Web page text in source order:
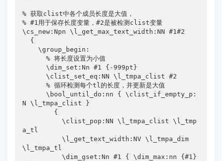
% 获取clist中各个成员长度是大值，
% #1用于保存长度变量，#2是被检测clist变量
\cs_new:Npn \l_get_max_text_width:NN #1#2
    \group_begin:
      % 将长度设置为小值
      \dim_set:Nn #1 {-999pt}
      \clist_set_eq:NN \l_tmpa_clist #2
      % 循环检测每个tl的长度，并更新是大值
      \bool_until_do:nn { \clist_if_empty_p:
N \l_tmpa_clist }
          \clist_pop:NN \l_tmpa_clist \l_tmp
a_tl
          \l_get_text_width:NV \l_tmpa_dim
\l_tmpa_tl
          \dim_gset:Nn #1 { \dim_max:nn {#1}